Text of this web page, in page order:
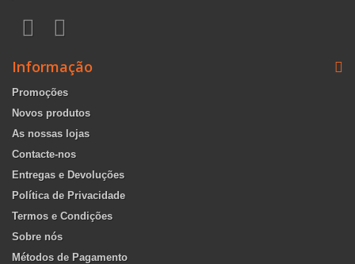
Informação
Promoções
Novos produtos
As nossas lojas
Contacte-nos
Entregas e Devoluções
Política de Privacidade
Termos e Condições
Sobre nós
Métodos de Pagamento